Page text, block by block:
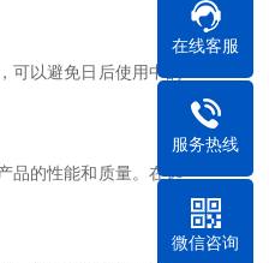
以避免日后使用中的
品的性能和质量。在选
在线客服
服务热线
微信咨询